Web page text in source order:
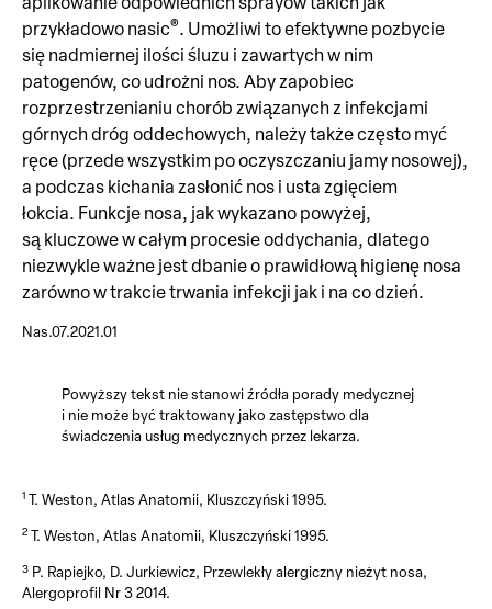
przykładowo nasic®. Umożliwi to efektywne pozbycie
się nadmiernej ilości śluzu i zawartych w nim
patogenów, co udrożni nos. Aby zapobiec
rozprzestrzenianiu chorób związanych z infekcjami
górnych dróg oddechowych, należy także często myć
ręce (przede wszystkim po oczyszczaniu jamy nosowej),
a podczas kichania zasłonić nos i usta zgięciem
łokcia. Funkcje nosa, jak wykazano powyżej,
są kluczowe w całym procesie oddychania, dlatego
niezwykle ważne jest dbanie o prawidłową higienę nosa
zarówno w trakcie trwania infekcji jak i na co dzień.
Nas.07.2021.01
Powyższy tekst nie stanowi źródła porady medycznej
i nie może być traktowany jako zastępstwo dla
świadczenia usług medycznych przez lekarza.
1 T. Weston, Atlas Anatomii, Kluszczyński 1995.
2 T. Weston, Atlas Anatomii, Kluszczyński 1995.
3 P. Rapiejko, D. Jurkiewicz, Przewlekły alergiczny nieżyt nosa,
Alergoprofil Nr 3 2014.